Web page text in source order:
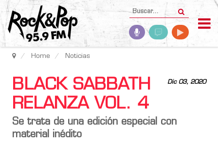
Home Noticias
Dic 03, 2020
BLACK SABBATH
RELANZA VOL. 4
Se trata de una edición especial con
material inédito